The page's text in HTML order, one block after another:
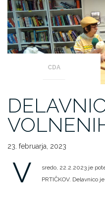
CDA
23. februarja, 2023
V
sredo, 22.2.2023 je
PRTIČKOV. Delavnico